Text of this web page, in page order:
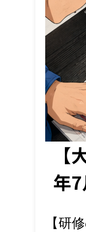
年
【研